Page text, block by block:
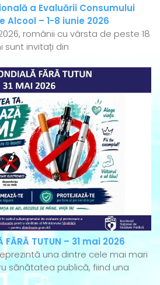
a Evaluării Consumului
Alcool – 1-8 iunie 2026
românii cu vârsta de peste 18
sunt invitați din
FĂRĂ TUTUN – 31 mai 2026
una dintre cele mai mari
sănătatea publică, fiind una